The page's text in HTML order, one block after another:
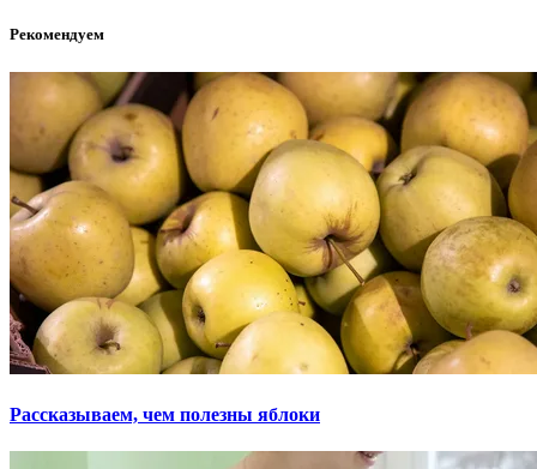
Рекомендуем
Рассказываем, чем полезны яблоки